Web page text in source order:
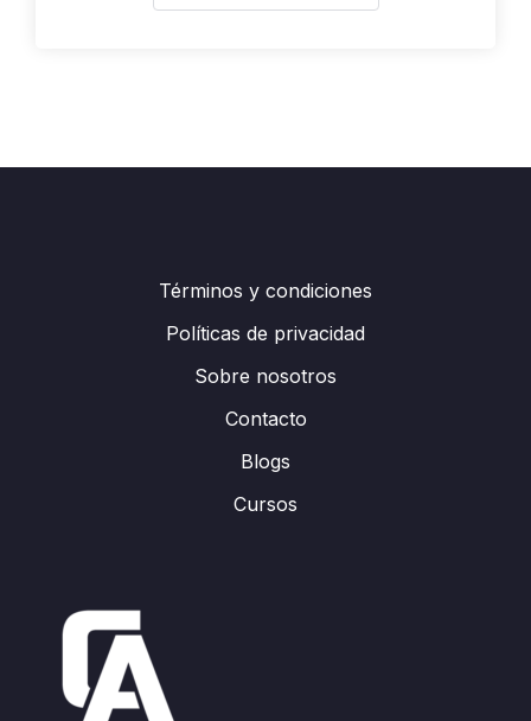
Términos y condiciones
Políticas de privacidad
Sobre nosotros
Contacto
Blogs
Cursos